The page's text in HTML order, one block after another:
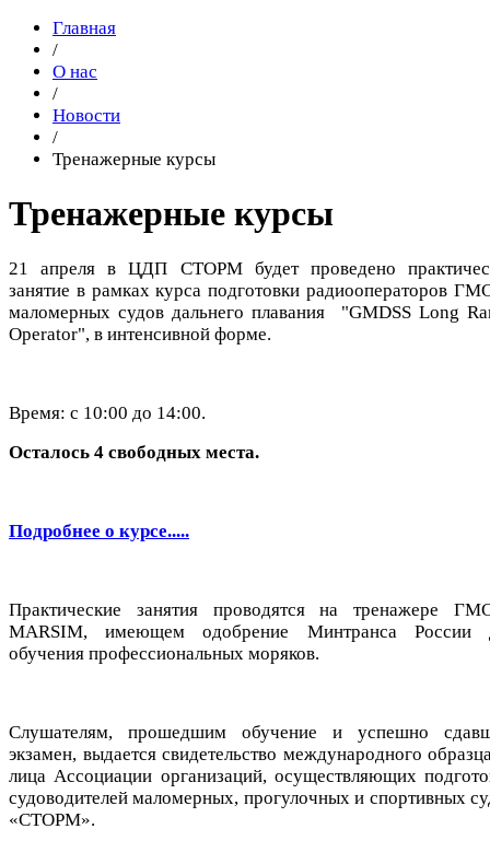
Главная
/
О нас
/
Новости
/
Тренажерные курсы
Тренажерные курсы
21 апреля в ЦДП СТОРМ будет проведено
занятие в рамках курса подготовки радиооператоров
маломерных судов дальнего плавания "GMDSS Long
Operator", в интенсивной форме.
Время: с 10:00 до 14:00.
Осталось 4 свободных места.
Подробнее о курсе.....
Практические занятия проводятся на тренажере
MARSIM, имеющем одобрение Минтранса России
обучения профессиональных моряков.
Слушателям, прошедшим обучение и успешно
экзамен, выдается свидетельство международного
лица Ассоциации организаций, осуществляющих
судоводителей маломерных, прогулочных и спортивных
«СТОРМ».